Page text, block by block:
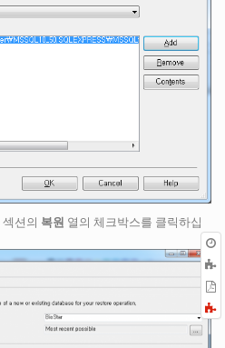
섹션의 복원 열의 체크박스를 클릭하십